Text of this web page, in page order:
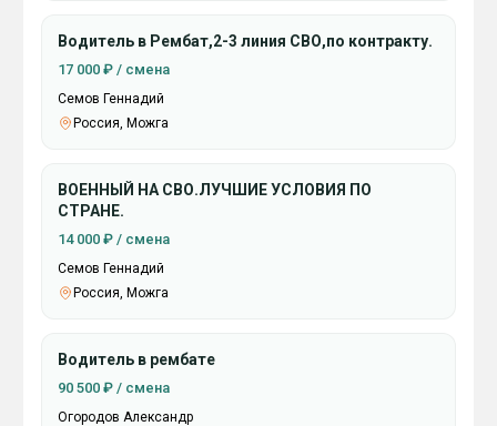
Водитель в Рембат,2-3 линия СВО,по контракту.
17 000 ₽ / смена
Семов Геннадий
Россия, Можга
ВОЕННЫЙ НА СВО.ЛУЧШИЕ УСЛОВИЯ ПО
СТРАНЕ.
14 000 ₽ / смена
Семов Геннадий
Россия, Можга
Водитель в рембате
90 500 ₽ / смена
Огородов Александр